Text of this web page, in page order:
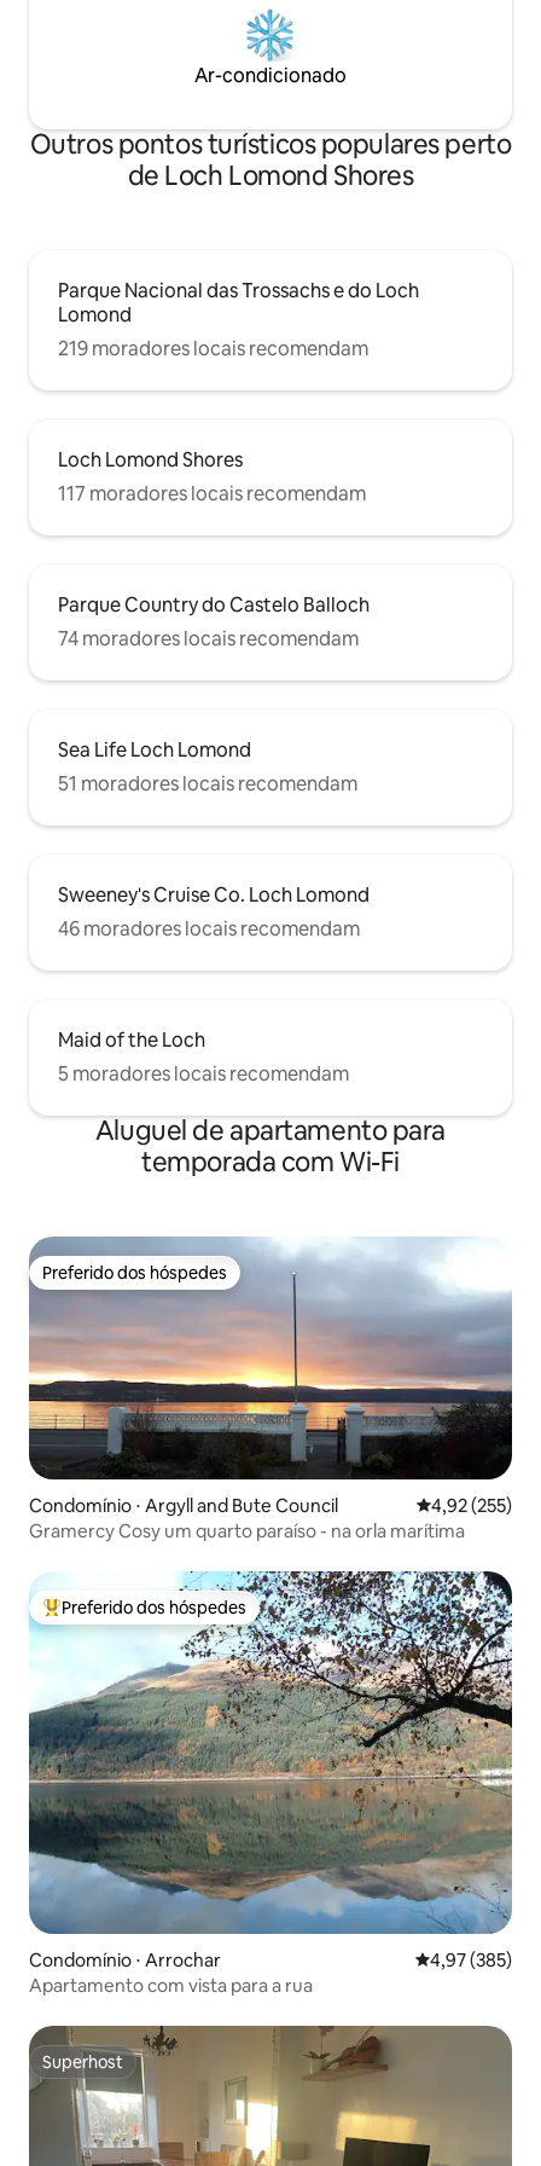
Ar-condicionado
Outros pontos turísticos populares perto
de Loch Lomond Shores
Parque Nacional das Trossachs e do Loch
Lomond
219 moradores locais recomendam
Loch Lomond Shores
117 moradores locais recomendam
Parque Country do Castelo Balloch
74 moradores locais recomendam
Sea Life Loch Lomond
51 moradores locais recomendam
Sweeney's Cruise Co. Loch Lomond
46 moradores locais recomendam
Maid of the Loch
5 moradores locais recomendam
Aluguel de apartamento para
temporada com Wi-Fi
Preferido dos hóspedes
Preferido dos hóspedes
Condomínio ⋅ Argyll and Bute Council 4,92 de uma
4,92 (255)
Gramercy Cosy um quarto paraíso - na orla marítima
Entre os melhores preferidos dos hóspedes
Preferido dos hóspedes
Condomínio ⋅ Arrochar 4,97 de uma
4,97 (385)
Apartamento com vista para a rua
Superhost
Superhost